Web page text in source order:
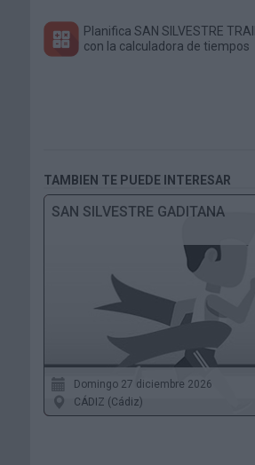
Planifica SAN SILVESTRE
con la calculadora de tiempos
TAMBIEN TE PUEDE INTERESAR
SAN SILVESTRE GADITANA
Domingo 27 diciembre 2026
CÁDIZ (Cádiz)